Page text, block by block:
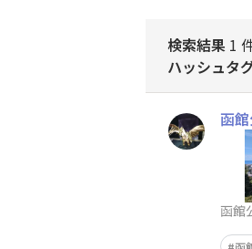
検索結果 1
ハッシュタ
函
函館